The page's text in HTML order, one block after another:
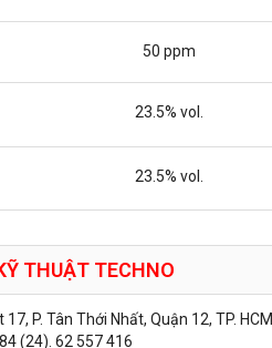
50 ppm
23.5% vol.
23.5% vol.
THUẬT TECHNO
P. Tân Thới Nhất, Quận 12, TP. HCM
(24). 62 557 416